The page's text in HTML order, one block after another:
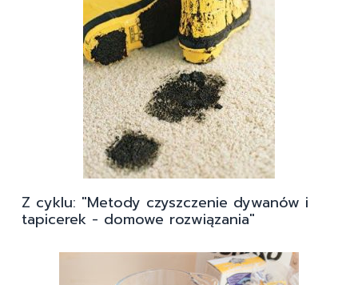
Z cyklu: "Metody czyszczenie dywanów i
tapicerek - domowe rozwiązania"